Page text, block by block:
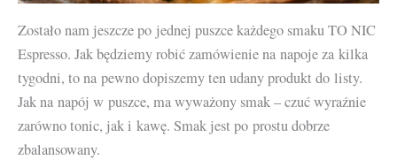
Zostało nam jeszcze po jednej puszce każdego smaku TO NIC
Espresso. Jak będziemy robić zamówienie na napoje za kilka
tygodni, to na pewno dopiszemy ten udany produkt do listy.
Jak na napój w puszce, ma wyważony smak – czuć wyraźnie
zarówno tonic, jak i kawę. Smak jest po prostu dobrze
zbalansowany.